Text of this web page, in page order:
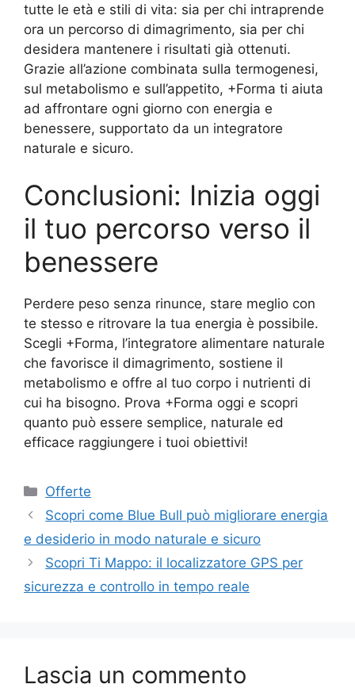
tutte le età e stili di vita: sia per chi intraprende
ora un percorso di dimagrimento, sia per chi
desidera mantenere i risultati già ottenuti.
Grazie all’azione combinata sulla termogenesi,
sul metabolismo e sull’appetito, +Forma ti aiuta
ad affrontare ogni giorno con energia e
benessere, supportato da un integratore
naturale e sicuro.
Conclusioni: Inizia oggi
il tuo percorso verso il
benessere
Perdere peso senza rinunce, stare meglio con
te stesso e ritrovare la tua energia è possibile.
Scegli +Forma, l’integratore alimentare naturale
che favorisce il dimagrimento, sostiene il
metabolismo e offre al tuo corpo i nutrienti di
cui ha bisogno. Prova +Forma oggi e scopri
quanto può essere semplice, naturale ed
efficace raggiungere i tuoi obiettivi!
Categorie
Offerte
Scopri come Blue Bull può migliorare energia
e desiderio in modo naturale e sicuro
Scopri Ti Mappo: il localizzatore GPS per
sicurezza e controllo in tempo reale
Lascia un commento